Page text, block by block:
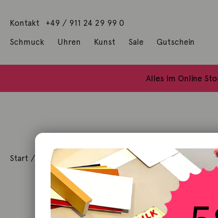
Kontakt +49 / 911 24 29 99 0
Schmuck Uhren Kunst Sale Gutschein
Alles im Online
Start / Schmuck Anhänger / Anhänger Herz 18K